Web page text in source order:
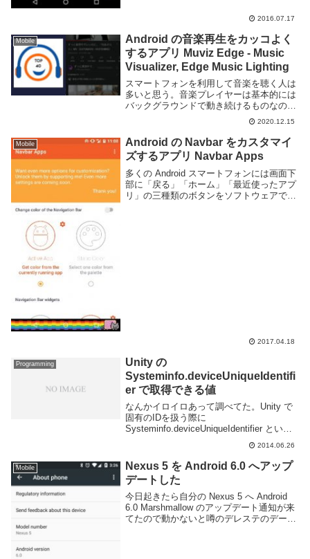
2016.07.17
Mobile
Android の音楽再生をカッコよく
するアプリ Muviz Edge - Music
Visualizer, Edge Music Lighting
スマートフォンを利用して音楽を聴く人は
多いと思う。音楽プレイヤーは基本的には
バックグラウンドで動き続けるものなの
で、画面上ではあまり目立たない。画面と
音楽が連動すれば気分も上がるというもの
だ。もし音楽再生をを画面上で分かりやす
く・カッコよく...
2020.12.15
Mobile
Android の Navbar をカスタマイ
ズするアプリ Navbar Apps
多くの Android スマートフォンには画面下
部に「戻る」「ホーム」「最近使ったアプ
リ」の三種類のボタンをソフトウェアで表
2017.04.18
Programming
Unity の
Systeminfo.deviceUniqueIdentifi
er で取得できる値
なんかイロイロあって調べてた。Unity で
固有のIDを扱う際に
Systeminfo.deviceUniqueIdentifier という
のを使用するとソレっぽい値を取得できる
のだけど、利用用途によっては罠にハマ
る。この値は Unity ...
2014.06.26
Mobile
Nexus 5 を Android 6.0 へアップ
デートした
今日起きたら自分の Nexus 5 へ Android
6.0 Marshmallow のアップデート通知が来
てたので動かないと噂のデレステのデータ